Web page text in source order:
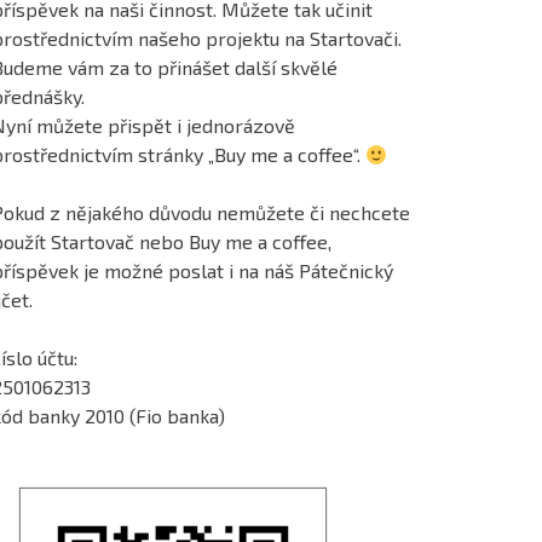
na naši činnost. Můžete tak učinit
našeho projektu na Startovači.
vám za to přinášet další skvělé
můžete přispět i jednorázově
stránky „Buy me a coffee“.
z nějakého důvodu nemůžete či nechcete
Startovač nebo Buy me a coffee,
je možné poslat i na náš Pátečnický
účtu:
banky 2010 (Fio banka)